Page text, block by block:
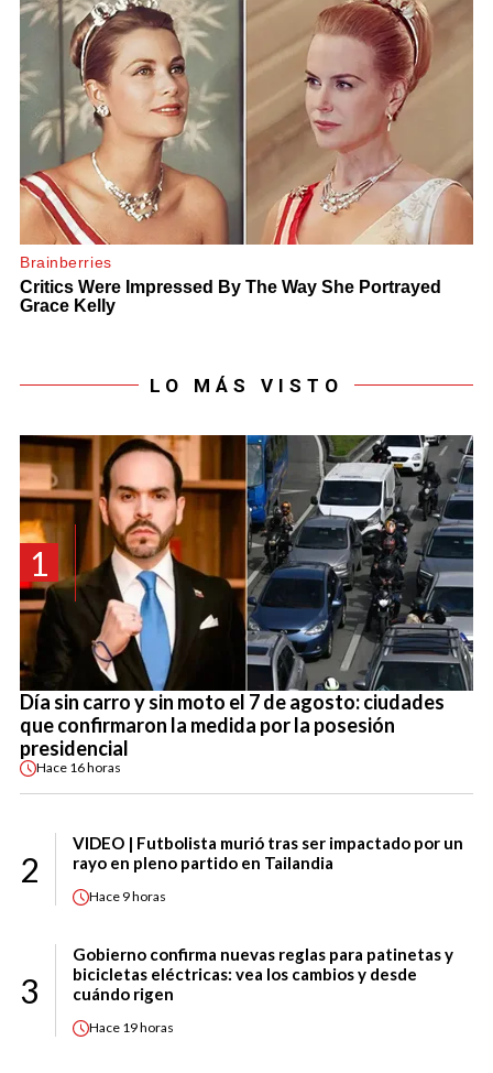
LO MÁS VISTO
1
Día sin carro y sin moto el 7 de agosto: ciudades
que confirmaron la medida por la posesión
presidencial
Hace 16 horas
2
VIDEO | Futbolista murió tras ser impactado por un
rayo en pleno partido en Tailandia
Hace 9 horas
3
Gobierno confirma nuevas reglas para patinetas y
bicicletas eléctricas: vea los cambios y desde
cuándo rigen
Hace 19 horas